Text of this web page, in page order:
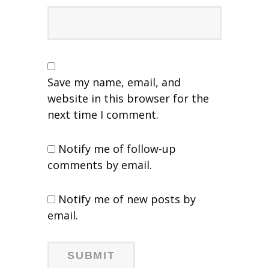
Save my name, email, and
website in this browser for the
next time I comment.
Notify me of follow-up
comments by email.
Notify me of new posts by
email.